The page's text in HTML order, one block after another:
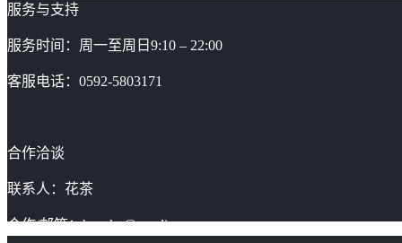
服务与支持
服务时间：周一至周日9:10 – 22:00
客服电话：0592-5803171
合作洽谈
联系人：花茶
合作/邮箱：huacha@gaoding.com